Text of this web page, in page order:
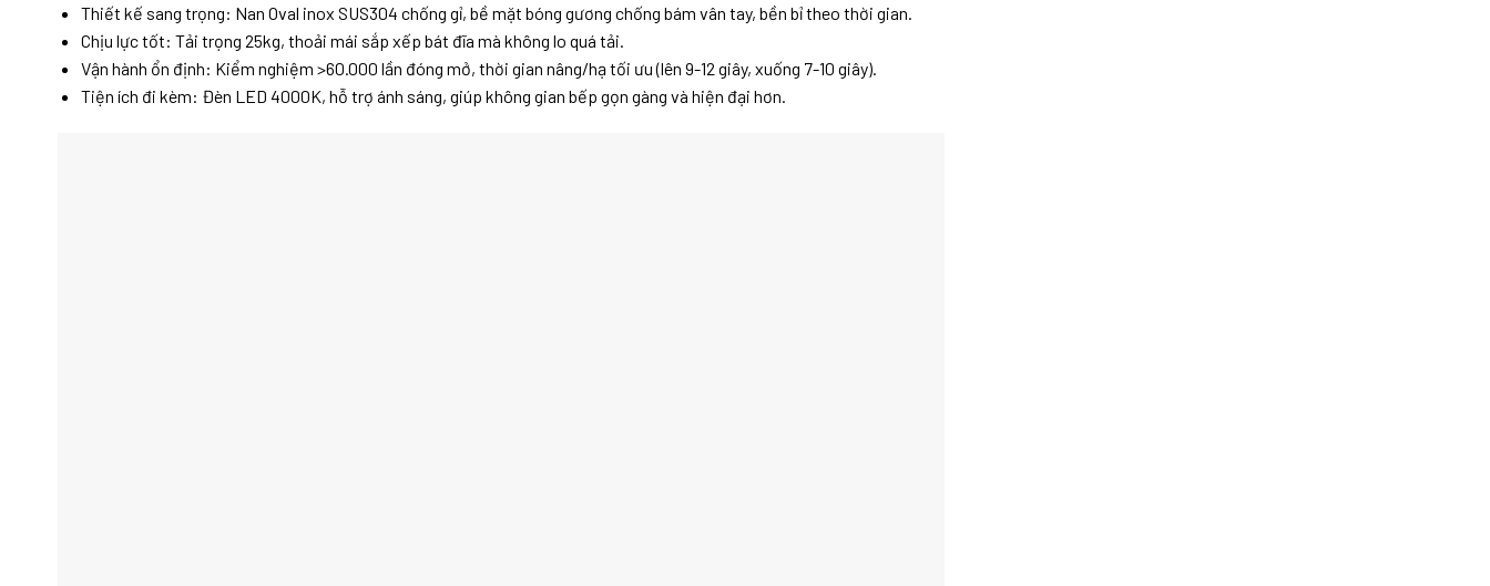
Thiết kế sang trọng: Nan Oval inox SUS304 chống gỉ, bề mặt bóng gương chống bám vân tay, bền bỉ theo thời gian.
Chịu lực tốt: Tải trọng 25kg, thoải mái sắp xếp bát đĩa mà không lo quá tải.
Vận hành ổn định: Kiểm nghiệm >60.000 lần đóng mở, thời gian nâng/hạ tối ưu (lên 9-12 giây, xuống 7-10 giây).
Tiện ích đi kèm: Đèn LED 4000K, hỗ trợ ánh sáng, giúp không gian bếp gọn gàng và hiện đại hơn.